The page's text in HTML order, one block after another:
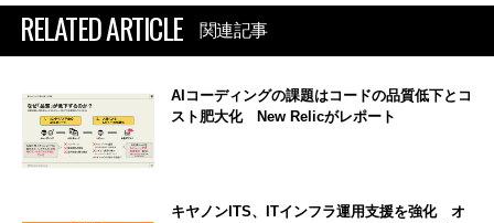
RELATED ARTICLE 関連記事
AIコーディングの課題はコードの品質低下とコ
スト肥大化 New Relicがレポート
キヤノンITS、ITインフラ運用支援を強化 オ